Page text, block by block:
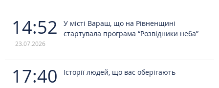
14:52
23.07.2026
У місті Вараш, що на Рівненщині
стартувала програма “Розвідники неба”
17:40 Історії людей, що вас оберігають